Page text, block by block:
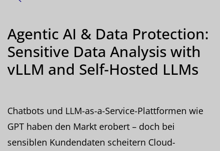
Agentic AI & Data Protection:
Sensitive Data Analysis with
vLLM and Self-Hosted LLMs
Chatbots und LLM-as-a-Service-Plattformen wie
GPT haben den Markt erobert – doch bei
sensiblen Kundendaten scheitern Cloud-